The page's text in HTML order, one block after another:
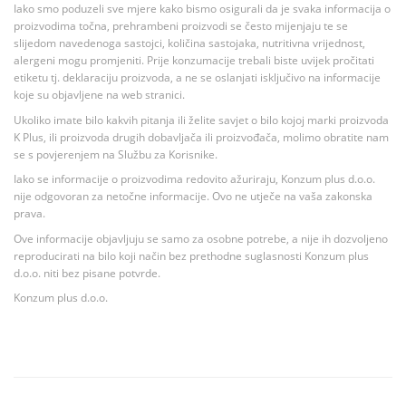
Iako smo poduzeli sve mjere kako bismo osigurali da je svaka informacija o
proizvodima točna, prehrambeni proizvodi se često mijenjaju te se
slijedom navedenoga sastojci, količina sastojaka, nutritivna vrijednost,
alergeni mogu promjeniti. Prije konzumacije trebali biste uvijek pročitati
etiketu tj. deklaraciju proizvoda, a ne se oslanjati isključivo na informacije
koje su objavljene na web stranici.
Ukoliko imate bilo kakvih pitanja ili želite savjet o bilo kojoj marki proizvoda
K Plus, ili proizvoda drugih dobavljača ili proizvođača, molimo obratite nam
se s povjerenjem na Službu za Korisnike.
Iako se informacije o proizvodima redovito ažuriraju, Konzum plus d.o.o.
nije odgovoran za netočne informacije. Ovo ne utječe na vaša zakonska
prava.
Ove informacije objavljuju se samo za osobne potrebe, a nije ih dozvoljeno
reproducirati na bilo koji način bez prethodne suglasnosti Konzum plus
d.o.o. niti bez pisane potvrde.
Konzum plus d.o.o.